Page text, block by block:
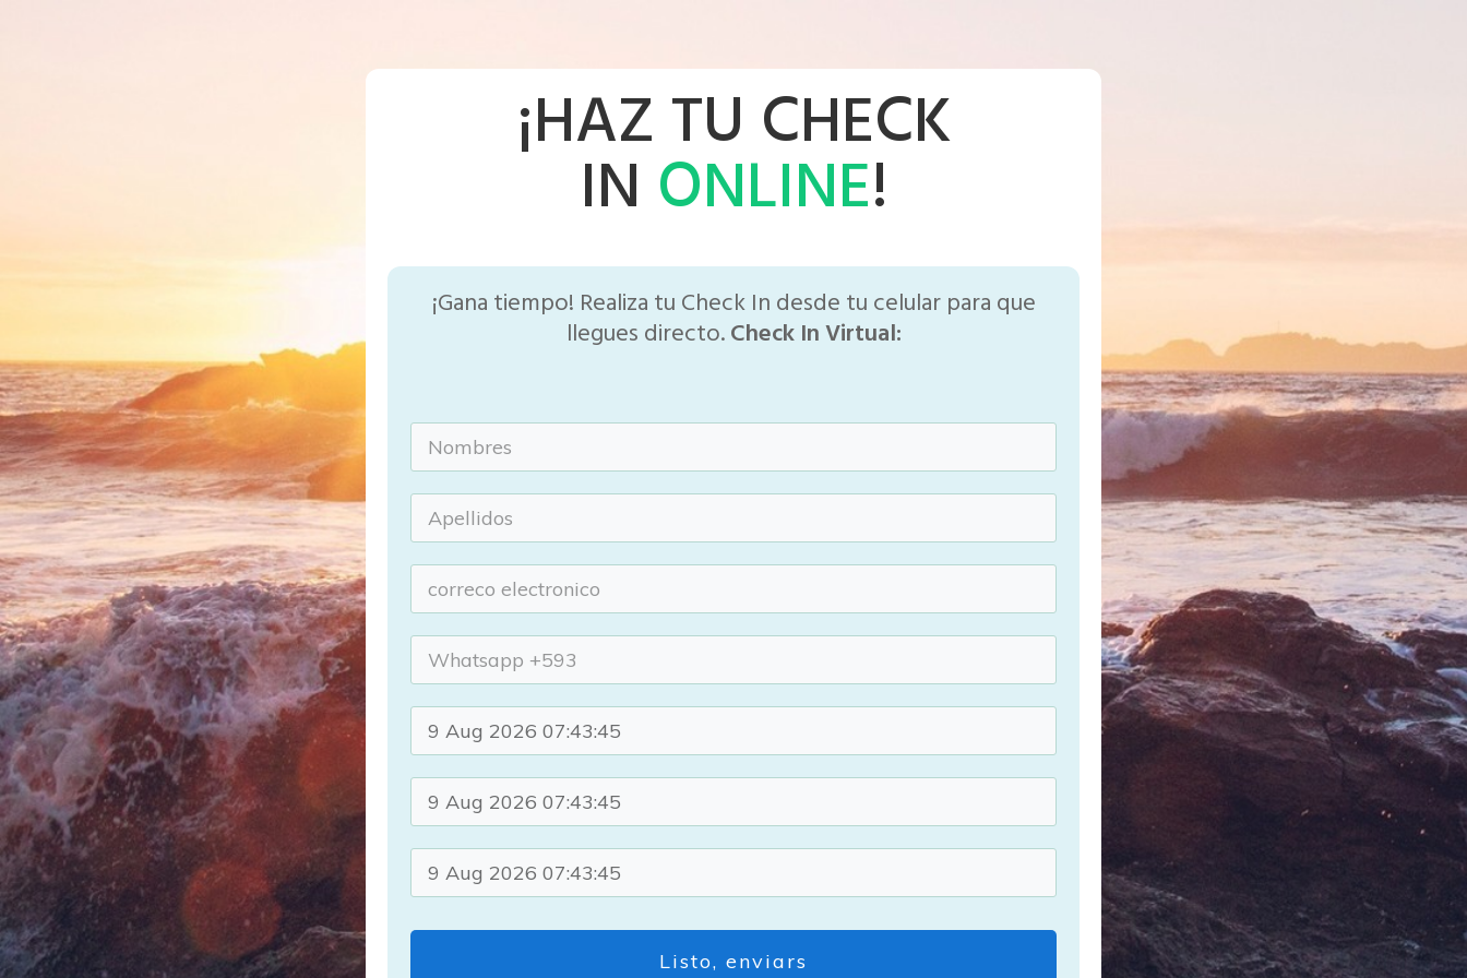
¡HAZ TU CHECK
IN ONLINE!
¡Gana tiempo! Realiza tu Check In desde tu celular para que
llegues directo.Check In Virtual:
Listo, enviars